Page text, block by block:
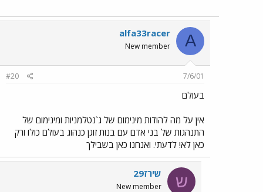
A
alfa33racer
New member
7/6/01
#20
בעולם
אין על מה להודות מינימום של ג`נטלמניות ומינימום של
התנהגות של בני אדם עם בנות זוגן כנהוג בעולם כולו ורק
כאן לא! לדעתי. ואנחנו כאן בשבילך
ש שירז29
New member